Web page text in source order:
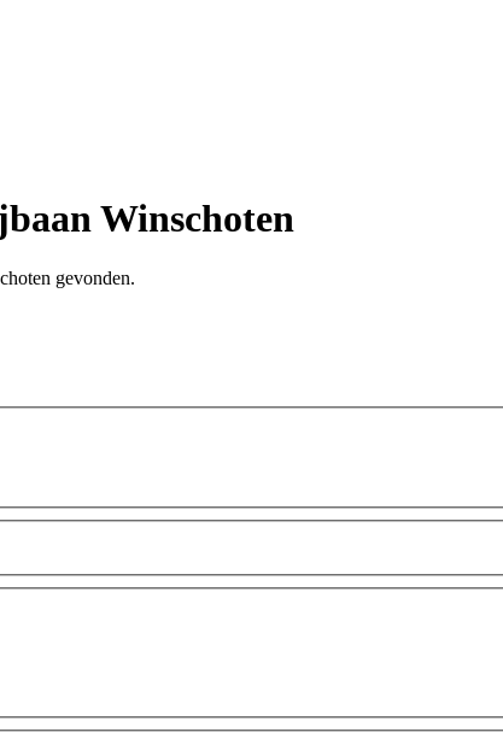
Winschoten
gevonden.